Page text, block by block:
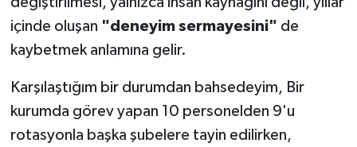
içinde oluşan "deneyim sermayesini" de
kaybetmek anlamına gelir.
Karşılaştığım bir durumdan bahsedeyim, Bir
kurumda görev yapan 10 personelden 9'u
rotasyonla başka şubelere tayin edilirken,